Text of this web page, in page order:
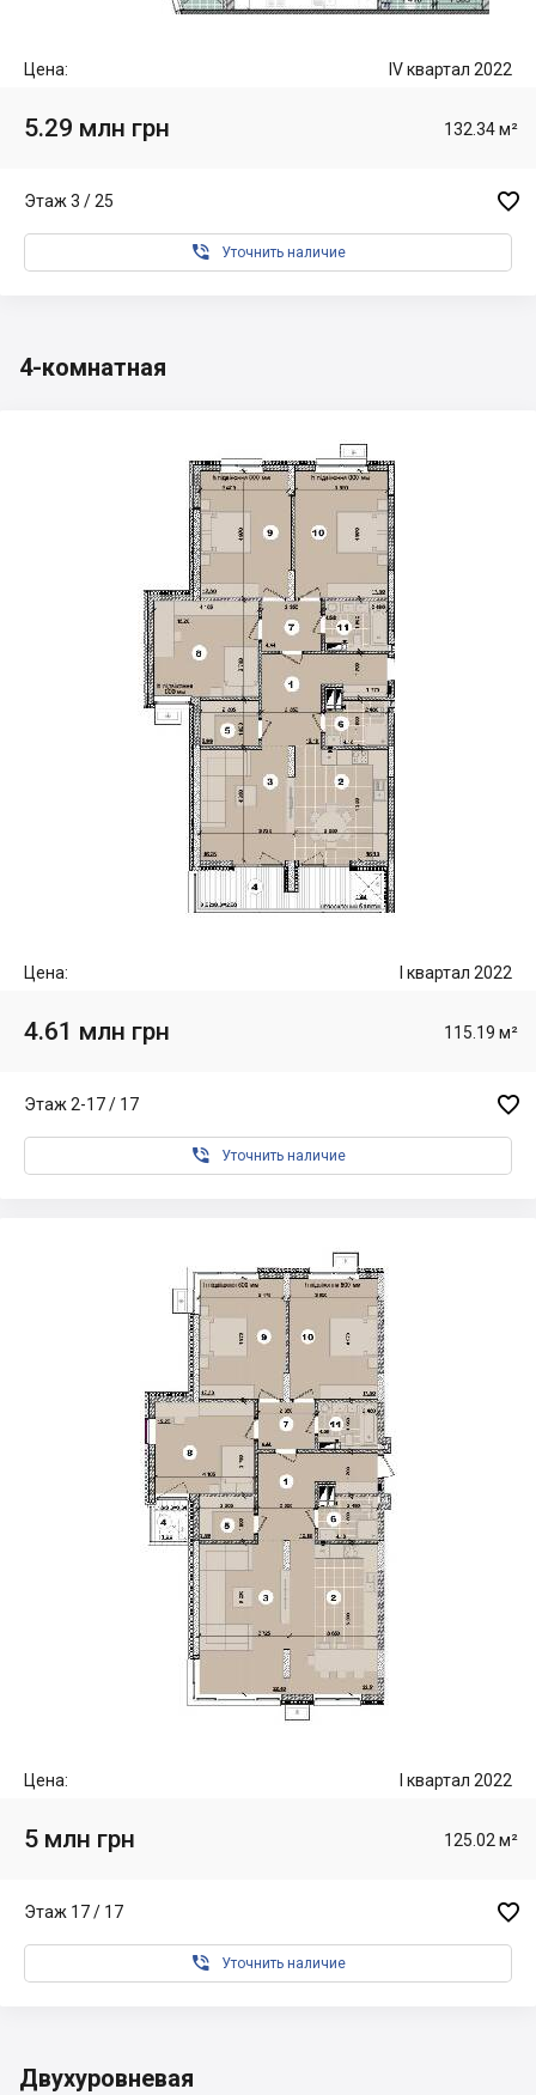
Цена: IV квартал 2022
5.29 млн грн 132.34 м²
Этаж 3 / 25 
 Уточнить наличие
4-комнатная
Цена: I квартал 2022
4.61 млн грн 115.19 м²
Этаж 2-17 / 17 
 Уточнить наличие
Цена: I квартал 2022
5 млн грн 125.02 м²
Этаж 17 / 17 
 Уточнить наличие
Двухуровневая